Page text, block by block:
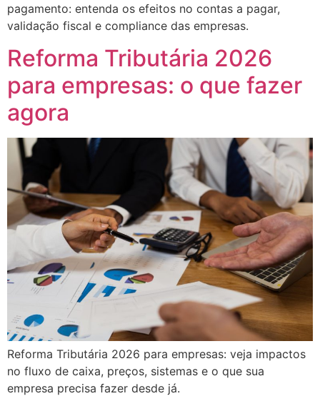
pagamento: entenda os efeitos no contas a pagar,
validação fiscal e compliance das empresas.
Reforma Tributária 2026
para empresas: o que fazer
agora
Reforma Tributária 2026 para empresas: veja impactos
no fluxo de caixa, preços, sistemas e o que sua
empresa precisa fazer desde já.